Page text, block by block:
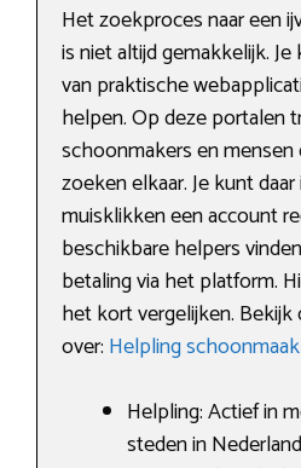
Het zoekproces naar een
is niet altijd gemakkelijk.
van praktische
helpen. Op deze portalen
schoonmakers en
zoeken elkaar. Je kunt
muisklikken een account
beschikbare helpers
betaling via het platform.
het kort vergelijken.
over: Helpling
Helpling: Actief in
steden in